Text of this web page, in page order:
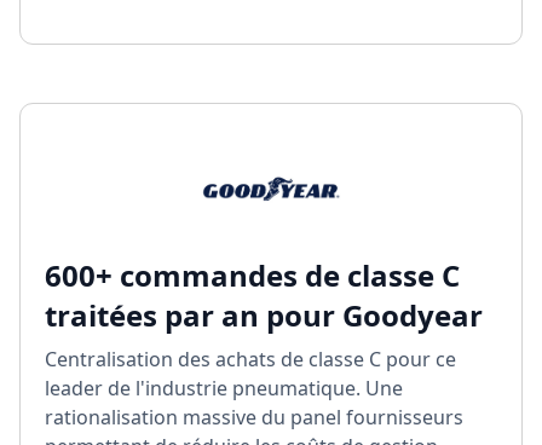
600+ commandes de classe C
traitées par an pour Goodyear
Centralisation des achats de classe C pour ce
leader de l'industrie pneumatique. Une
rationalisation massive du panel fournisseurs